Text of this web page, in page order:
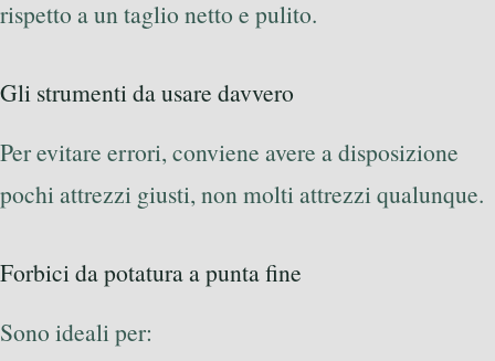
rispetto a un taglio netto e pulito.
Gli strumenti da usare davvero
Per evitare errori, conviene avere a disposizione
pochi attrezzi giusti, non molti attrezzi qualunque.
Forbici da potatura a punta fine
Sono ideali per: